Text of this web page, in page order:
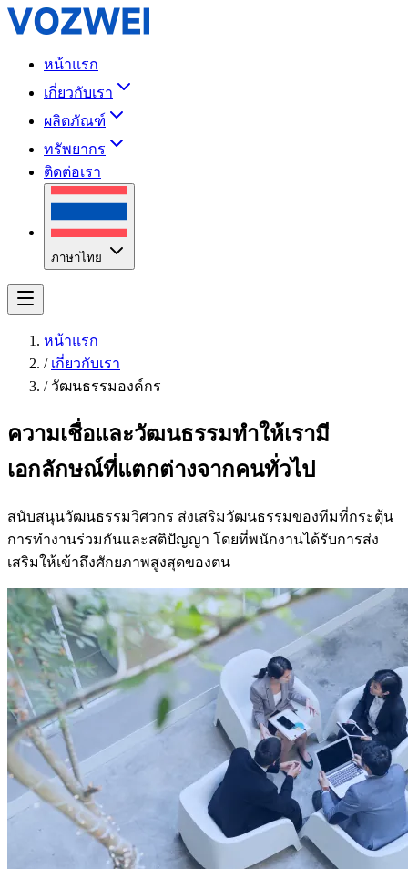
หน้าแรก
เกี่ยวกับเรา
ผลิตภัณฑ์
ทรัพยากร
ติดต่อเรา
ภาษาไทย
หน้าแรก
/ เกี่ยวกับเรา
/ วัฒนธรรมองค์กร
ความเชื่อและวัฒนธรรมทำให้เรามี
เอกลักษณ์ที่แตกต่างจากคนทั่วไป
สนับสนุนวัฒนธรรมวิศวกร ส่งเสริมวัฒนธรรมของทีมที่กระตุ้น
การทำงานร่วมกันและสติปัญญา โดยที่พนักงานได้รับการส่ง
เสริมให้เข้าถึงศักยภาพสูงสุดของตน